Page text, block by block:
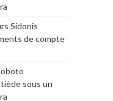
Sidonis
de compte
tiède sous un